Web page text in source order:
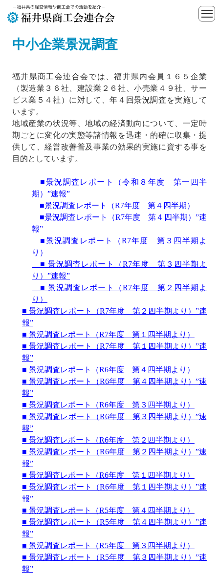
中小企業景況調査
福井県商工会連合会では、福井県内会員１６５企業
（製造業３６社、建設業２６社、小売業４９社、サー
ビス業５４社）に対して、年４回景況調査を実施して
います。
地域産業の状況等、地域の経済動向について、一定時
期ごとに変化の実態等諸情報を迅速・的確に収集・提
供して、経営改善普及事業の効果的実施に資する事を
目的としています。
■景況調査レポート（令和８年度 第一四半
期）”速報”
■景況調査レポート（R7年度 第４四半期）
■景況調査レポート（R7年度 第４四半期）”速
報”
■景況調査レポート（R7年度 第３四半期よ
り）
■ 景況調査レポート（R7年度 第３四半期よ
り）”速報”
■ 景況調査レポート（R7年度 第２四半期よ
り）
■ 景況調査レポート（R7年度 第２四半期より）”速
報”
■ 景況調査レポート（R7年度 第１四半期より）
■ 景況調査レポート（R7年度 第１四半期より）”速
報”
■ 景況調査レポート（R6年度 第４四半期より）
■ 景況調査レポート（R6年度 第４四半期より）”速
報”
■ 景況調査レポート（R6年度 第３四半期より）
■ 景況調査レポート（R6年度 第３四半期より）”速
報”
■ 景況調査レポート（R6年度 第２四半期より）
■ 景況調査レポート（R6年度 第２四半期より）”速
報”
■ 景況調査レポート（R6年度 第１四半期より）
■ 景況調査レポート（R6年度 第１四半期より）”速
報”
■ 景況調査レポート（R5年度 第４四半期より）
■ 景況調査レポート（R5年度 第４四半期より）”速
報”
■ 景況調査レポート（R5年度 第３四半期より）
■ 景況調査レポート（R5年度 第３四半期より）”速
報”